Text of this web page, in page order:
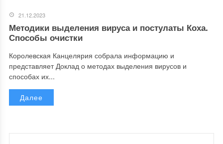
21.12.2023
Методики выделения вируса и постулаты Коха.
Способы очистки
Королевская Канцелярия собрала информацию и
представляет Доклад о методах выделения вирусов и
способах их...
Далее